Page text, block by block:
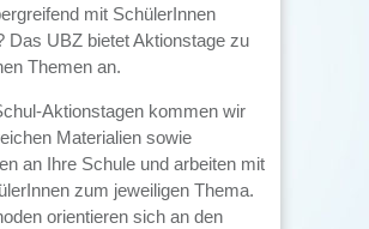
mit SchülerInnen
Das UBZ bietet Aktionstage zu
Themen an.
Aktionstagen kommen wir
Materialien sowie
an Ihre Schule und arbeiten mit
zum jeweiligen Thema.
orientieren sich an den